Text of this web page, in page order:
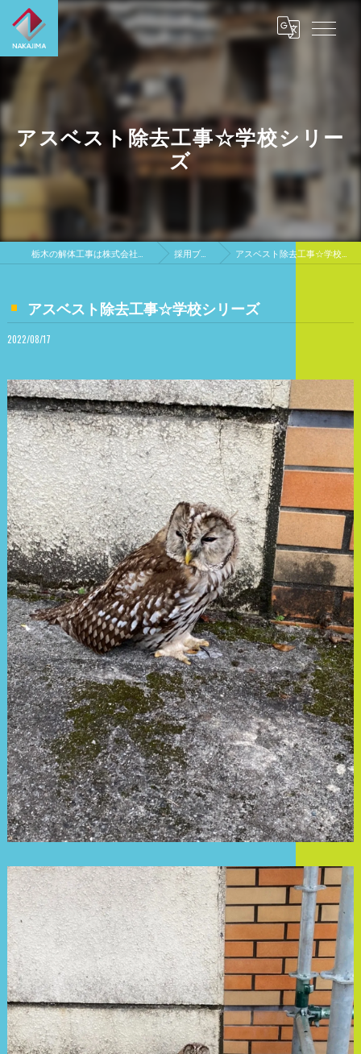
アスベスト除去工事☆学校シリー
ズ
採用ブログ アスベスト除去工事☆学校シリーズ
アスベスト除去工事☆学校シリーズ
2022/08/17